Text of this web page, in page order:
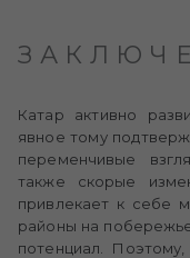
Катар активно
явное тому
переменчивые
также скорые
привлекает к себе
районы на
потенциал.